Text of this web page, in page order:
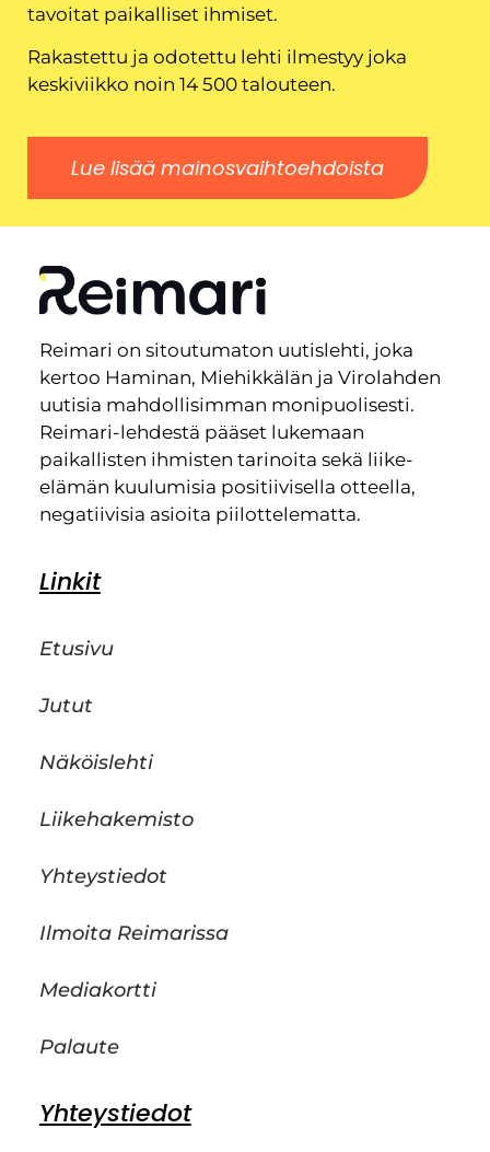
tavoitat paikalliset ihmiset.
Rakastettu ja odotettu lehti ilmestyy joka
keskiviikko noin 14 500 talouteen.
Lue lisää mainosvaihtoehdoista
Reimari on sitoutumaton uutislehti, joka
kertoo Haminan, Miehikkälän ja Virolahden
uutisia mahdollisimman monipuolisesti.
Reimari-lehdestä pääset lukemaan
paikallisten ihmisten tarinoita sekä liike-
elämän kuulumisia positiivisella otteella,
negatiivisia asioita piilottelematta.
Linkit
Etusivu
Jutut
Näköislehti
Liikehakemisto
Yhteystiedot
Ilmoita Reimarissa
Mediakortti
Palaute
Yhteystiedot